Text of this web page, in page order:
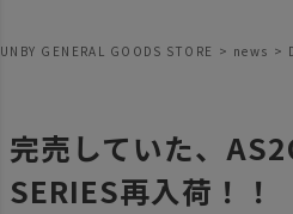
UNBY GENERAL GOODS STORE news
完売していた、
SERIES再入荷！！